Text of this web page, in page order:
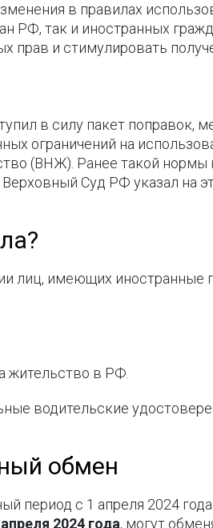
в правилах
РФ, так и иностранных
прав и стимулировать
в силу пакет
ограничений на
(ВНЖ). Ранее такой
Суд РФ указал на
лиц, имеющих иностранные
жительство в РФ.
водительские
обмен
период с 1 апреля 2024
2024 года, могут